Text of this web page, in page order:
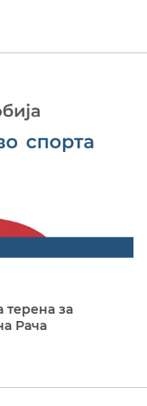
терена за
Рача